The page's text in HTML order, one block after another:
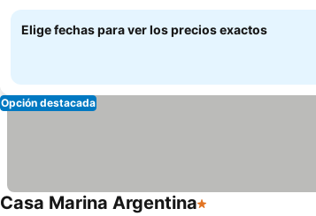
Elige fechas para ver los precios exactos
Opción destacada
Casa Marina Argentina1 Estrellas